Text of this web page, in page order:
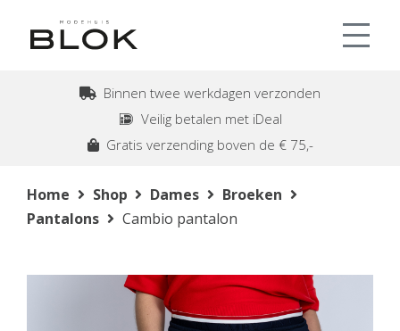
Binnen twee werkdagen verzonden
Veilig betalen met iDeal
Gratis verzending boven de € 75,-
Home Shop Dames
Broeken
Pantalons
Cambio pantalon